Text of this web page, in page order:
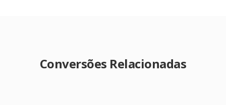
Conversões Relacionadas